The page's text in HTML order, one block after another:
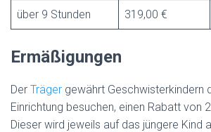
über 9 Stunden 319,00 €
Ermäßigungen
Der Träger gewährt Geschwisterkindern
Einrichtung besuchen, einen Rabatt von
Dieser wird jeweils auf das jüngere Kind